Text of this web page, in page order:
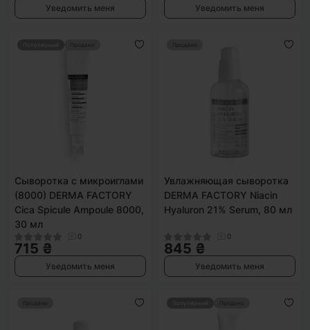
Уведомить меня Уведомить меня
Продано
Сыворотка с микроиглами
(8000) DERMA FACTORY
Cica Spicule Ampoule 8000,
30 мл
0
715 ₴
Уведомить меня
Продано
Увлажняющая сыворотка
DERMA FACTORY Niacin
Hyaluron 21% Serum, 80 мл
0
845 ₴
Уведомить меня
Продано Продано